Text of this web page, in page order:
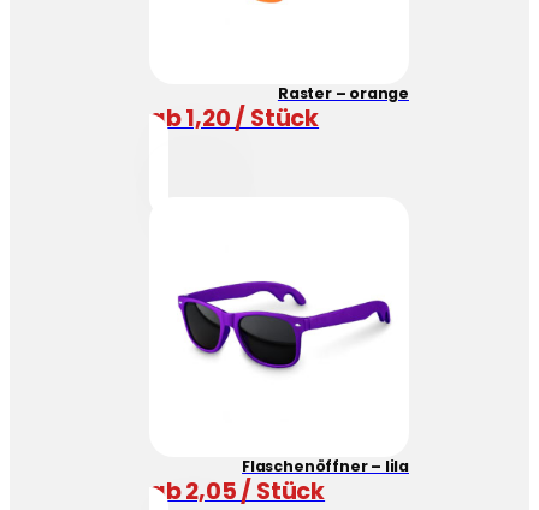
Raster – orange
ab 1,20 / Stück
Flaschenöffner – lila
ab 2,05 / Stück